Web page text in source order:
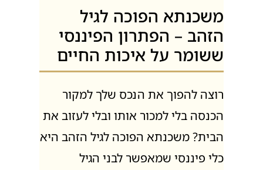
משכנתא הפוכה לגיל
הזהב – הפתרון הפיננסי
ששומר על איכות החיים
רוצה להפוך את הנכס שלך למקור
הכנסה בלי למכור אותו ובלי לעזוב את
הבית? משכנתא הפוכה לגיל הזהב היא
כלי פיננסי שמאפשר לבני הגיל